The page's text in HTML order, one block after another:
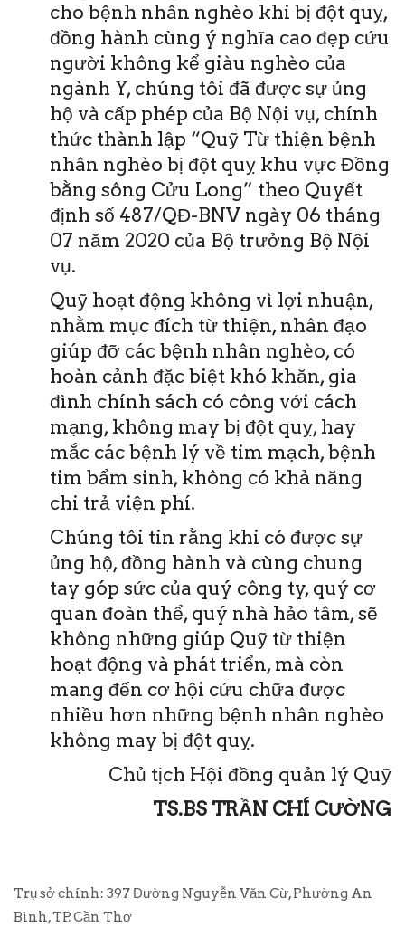
cho bệnh nhân nghèo khi bị đột quỵ,
đồng hành cùng ý nghĩa cao đẹp cứu
người không kể giàu nghèo của
ngành Y, chúng tôi đã được sự ủng
hộ và cấp phép của Bộ Nội vụ, chính
thức thành lập “Quỹ Từ thiện bệnh
nhân nghèo bị đột quỵ khu vực Đồng
bằng sông Cửu Long” theo Quyết
định số 487/QĐ-BNV ngày 06 tháng
07 năm 2020 của Bộ trưởng Bộ Nội
vụ.
Quỹ hoạt động không vì lợi nhuận,
nhằm mục đích từ thiện, nhân đạo
giúp đỡ các bệnh nhân nghèo, có
hoàn cảnh đặc biệt khó khăn, gia
đình chính sách có công với cách
mạng, không may bị đột quỵ, hay
mắc các bệnh lý về tim mạch, bệnh
tim bẩm sinh, không có khả năng
chi trả viện phí.
Chúng tôi tin rằng khi có được sự
ủng hộ, đồng hành và cùng chung
tay góp sức của quý công ty, quý cơ
quan đoàn thể, quý nhà hảo tâm, sẽ
không những giúp Quỹ từ thiện
hoạt động và phát triển, mà còn
mang đến cơ hội cứu chữa được
nhiều hơn những bệnh nhân nghèo
không may bị đột quỵ.
Chủ tịch Hội đồng quản lý Quỹ
TS.BS TRẦN CHÍ CƯỜNG
Trụ sở chính: 397 Đường Nguyễn Văn Cừ, Phường An
Bình, TP. Cần Thơ